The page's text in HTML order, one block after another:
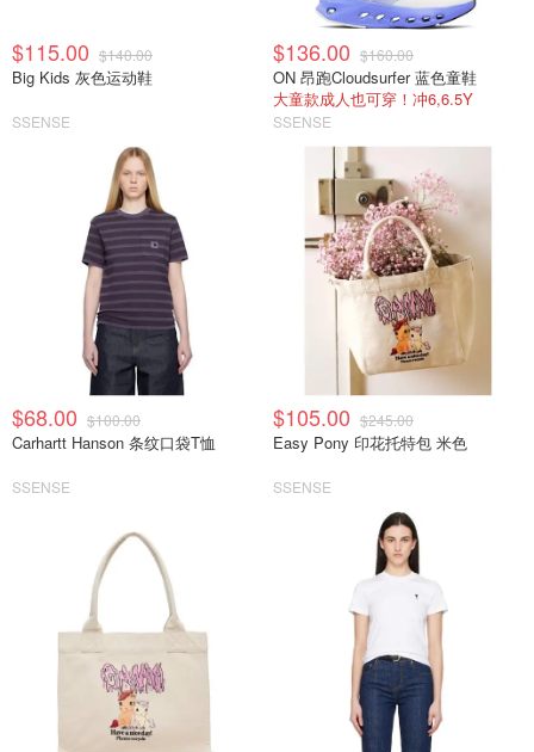
$115.00 $140.00
Big Kids 灰色运动鞋
SSENSE
$136.00 $160.00
ON 昂跑Cloudsurfer 蓝色童鞋
大童款成人也可穿！冲6,6.5Y
SSENSE
$68.00 $100.00
Carhartt Hanson 条纹口袋T恤
SSENSE
$105.00 $245.00
Easy Pony 印花托特包 米色
SSENSE